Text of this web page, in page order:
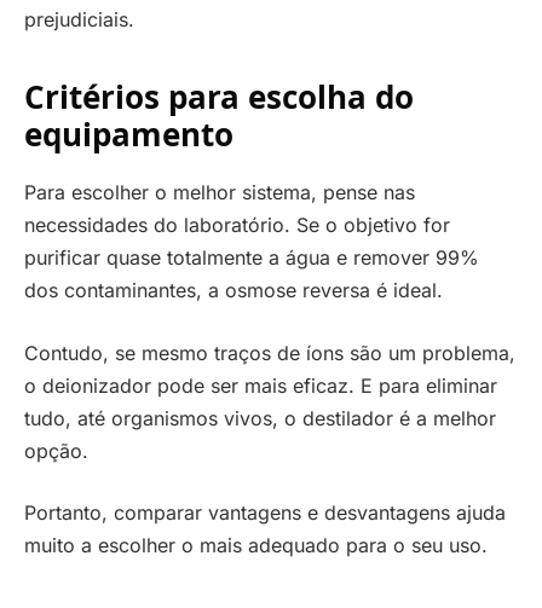
prejudiciais.
Critérios para escolha do
equipamento
Para escolher o melhor sistema, pense nas
necessidades do laboratório. Se o objetivo for
purificar quase totalmente a água e remover 99%
dos contaminantes, a osmose reversa é ideal.
Contudo, se mesmo traços de íons são um problema,
o deionizador pode ser mais eficaz. E para eliminar
tudo, até organismos vivos, o destilador é a melhor
opção.
Portanto, comparar vantagens e desvantagens ajuda
muito a escolher o mais adequado para o seu uso.